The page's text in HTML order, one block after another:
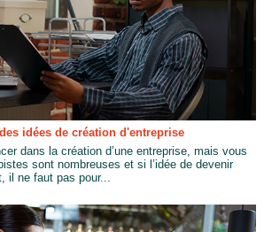
idées de création d'entreprise
dans la création d’une entreprise, mais vous
sont nombreuses et si l’idée de devenir
il ne faut pas pour...